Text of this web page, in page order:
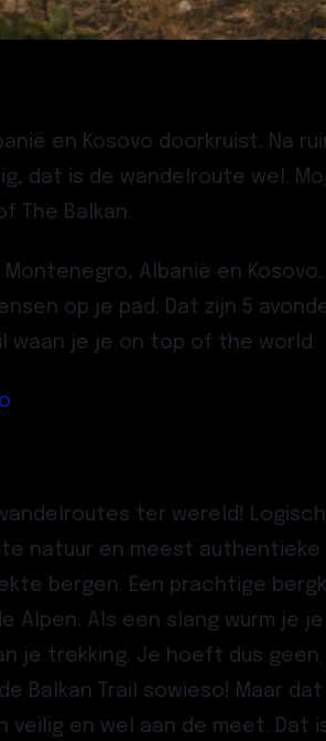
en Kosovo doorkruist. Na
is de wandelroute wel.
The Balkan.
Albanië en
op je pad. Dat zijn 5
waan je je on top of the world.
ter wereld!
natuur en meest
bergen. Een prachtige
Alpen. Als een slang wurm je
je trekking. Je hoeft dus
Balkan Trail sowieso! Maar
veilig en wel aan de meet.